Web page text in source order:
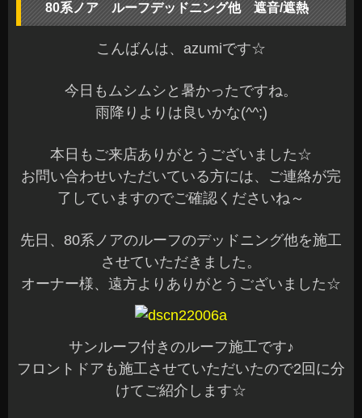
80系ノア ルーフデッドニング他 遮音/遮熱
こんばんは、azumiです☆
今日もムシムシと暑かったですね。
雨降りよりは良いかな(^^;)
本日もご来店ありがとうございました☆
お問い合わせいただいている方には、ご連絡が完
了していますのでご確認くださいね～
先日、80系ノアのルーフのデッドニング他を施工
させていただきました。
オーナー様、遠方よりありがとうございました☆
サンルーフ付きのルーフ施工です♪
フロントドアも施工させていただいたので2回に分
けてご紹介します☆